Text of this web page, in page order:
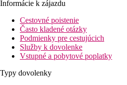
Informácie k zájazdu
Cestovné poistenie
Často kladené otázky
Podmienky pre cestujúcich
Služby k dovolenke
Vstupné a pobytové poplatky
Typy dovolenky